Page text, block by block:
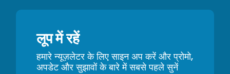
लूप में रहें
हमारे न्यूज़लेटर के लिए साइन अप करें और प्रोमो,
अपडेट और सुझावों के बारे में सबसे पहले सुनें